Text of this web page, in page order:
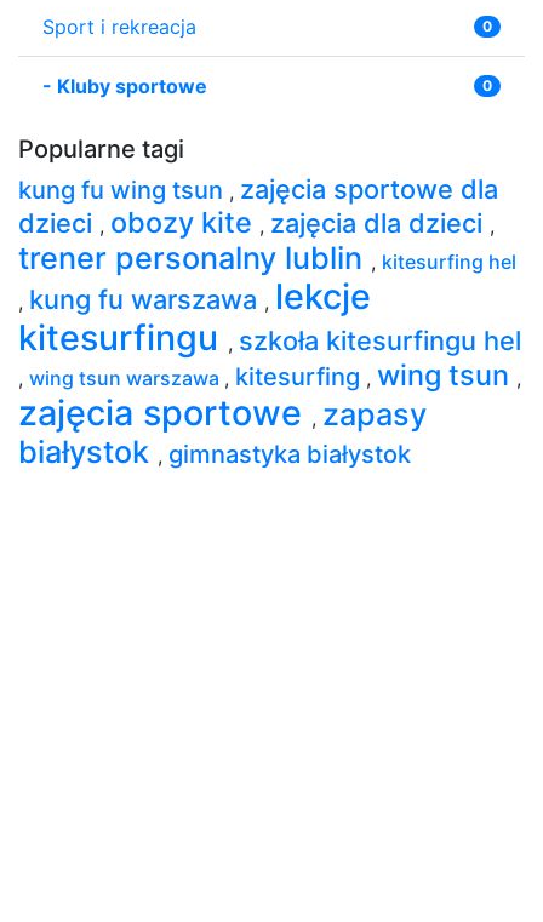
Sport i rekreacja 0
- Kluby sportowe 0
Popularne tagi
kung fu wing tsun , zajęcia sportowe dla
dzieci , obozy kite , zajęcia dla dzieci ,
trener personalny lublin , kitesurfing hel
, kung fu warszawa , lekcje
kitesurfingu , szkoła kitesurfingu hel
, wing tsun warszawa , kitesurfing , wing tsun ,
zajęcia sportowe , zapasy
białystok , gimnastyka białystok